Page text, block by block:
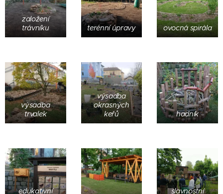
založení
trávníku
terénní úpravy ovocná spirála
výsadba
trvalek
výsadba
okrasných
keřů
hadník
edukativní
slavnostní